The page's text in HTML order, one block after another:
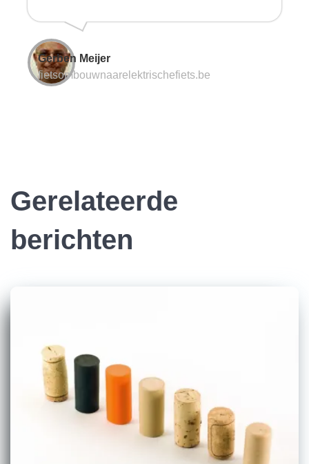
Gerben Meijer
fietsombouwnaarelektrischefiets.be
Gerelateerde
berichten